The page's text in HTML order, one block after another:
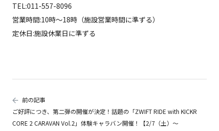
TEL:011-557-8096
営業時間:10時〜18時（施設営業時間に準ずる）
定休日:施設休業日に準ずる
前の記事
ご好評につき、第二弾の開催が決定！話題の「ZWIFT RIDE with KICKR
CORE 2 CARAVAN Vol.2」体験キャラバン開催！【2/7（土）～